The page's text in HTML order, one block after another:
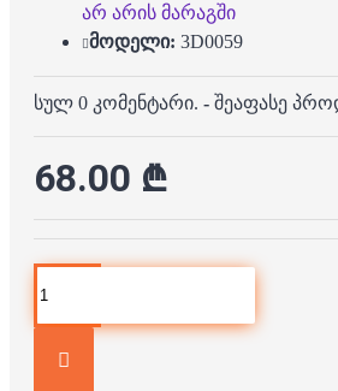
არ არის მარაგში
მოდელი: 3D0059
სულ 0 კომენტარი. - შეაფასე
68.00 ₾